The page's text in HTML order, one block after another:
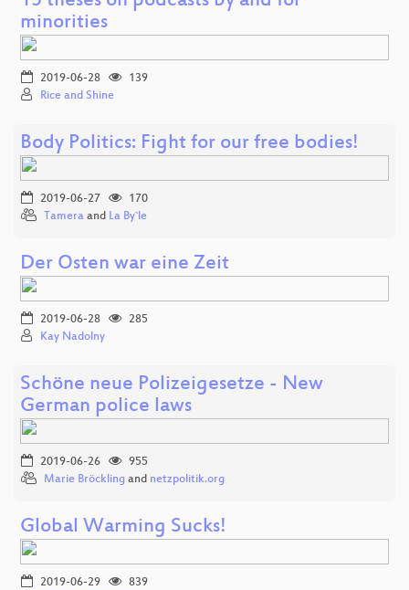
minorities
2019-06-28
139
Rice and Shine
Body Politics: Fight for our free bodies!
2019-06-27
170
Tamera and La By`le
Der Osten war eine Zeit
2019-06-28
285
Kay Nadolny
Schöne neue Polizeigesetze - New
German police laws
2019-06-26
955
Marie Bröckling and netzpolitik.org
Global Warming Sucks!
2019-06-29
839